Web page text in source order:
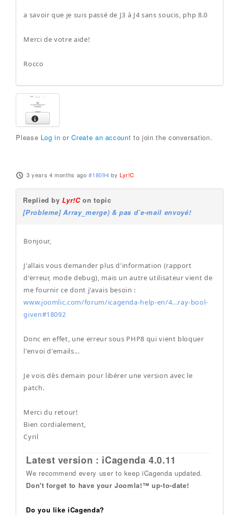
a savoir que je suis passé de J3 à J4 sans soucis, php 8.0
Merci de votre aide!
Rocco
Please Log in orCreate an account to join the conversation.
3 years 4 months ago #18094 by Lyr!C
Replied byLyr!Con topic
[Probleme] Array_merge) & pas d’e-mail envoyé!
Bonjour,
J'allais vous demander plus d'information (rapport
d'erreur, mode debug), mais un autre utilisateur vient de
me fournir ce dont j'avais besoin :
www.joomlic.com/forum/icagenda-help-en/4...ray-bool-
given#18092
Donc en effet, une erreur sous PHP8 qui vient bloquer
l'envoi d'emails...
Je vois dès demain pour libérer une version avec le
patch.
Merci du retour!
Bien cordialement,
Cyril
Latest version : iCagenda 4.0.11
We recommend every user to keep iCagenda updated.
Don't forget to have your Joomla!™ up-to-date!
Do you like iCagenda?